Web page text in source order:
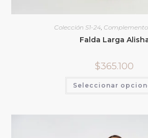
Colección S1-24
Falda Larga
$365.100
Seleccionar